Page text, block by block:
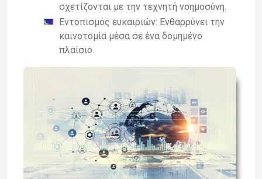
σχετίζονται με την τεχνητή νοημοσύνη.
Εντοπισμός ευκαιριών: Ενθαρρύνει την
καινοτομία μέσα σε ένα δομημένο
πλαίσιο.